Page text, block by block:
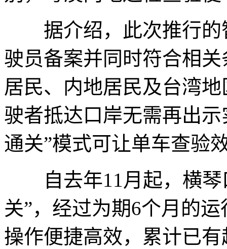
据介绍，此次推行的
驶员备案并同时符合相
居民、内地居民及台湾
驶者抵达口岸无需再出
通关”模式可让单车查验
自去年11月起，横琴
关”，经过为期6个月的
操作便捷高效，累计已